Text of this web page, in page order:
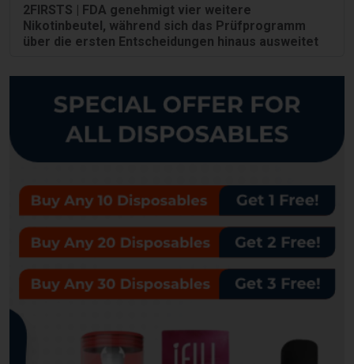
2FIRSTS | FDA genehmigt vier weitere
Nikotinbeutel, während sich das Prüfprogramm
über die ersten Entscheidungen hinaus ausweitet